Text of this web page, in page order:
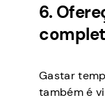
6.
Gastar
também é